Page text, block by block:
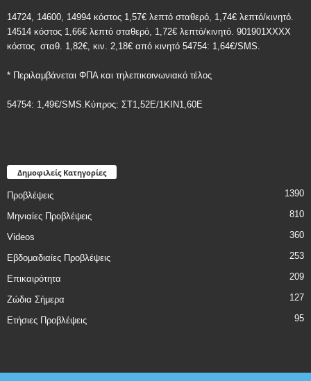
14724, 14600, 14994 κόστος 1,57€ λεπτό σταθερό, 1,74€ λεπτό/κινητό.
14514 κόστος 1,66€ λεπτό σταθερό, 1,72€ λεπτό/κινητό. 901901ΧΧΧΧ
κόστος σταθ. 1,82€, κιν. 2,18€ από κινητό 54754: 1,64€/SMS.
* Περιλαμβάνεται ΦΠΑ και τηλεπικοινωνιακό τέλος
54754: 1,49€/SMS.Κύπρος: ΣT1,52E/1KIN1,60E
Δημοφιλείς Κατηγορίες
Προβλέψεις 1390
Μηνιαίες Προβλέψεις 810
Videos 360
Εβδομαδιαίες Προβλέψεις 253
Επικαιρότητα 209
Ζώδια Σήμερα 127
Ετήσιες Προβλέψεις 95